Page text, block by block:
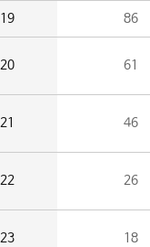
19 86
20 61
21 46
22 26
23 18